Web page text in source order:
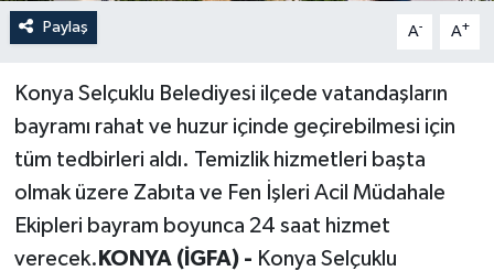
Paylaş A- A+
Konya Selçuklu Belediyesi ilçede vatandaşların
bayramı rahat ve huzur içinde geçirebilmesi için
tüm tedbirleri aldı. Temizlik hizmetleri başta
olmak üzere Zabıta ve Fen İşleri Acil Müdahale
Ekipleri bayram boyunca 24 saat hizmet
verecek. KONYA (İGFA) - Konya Selçuklu